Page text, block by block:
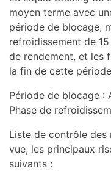
moyen terme avec
période de blocage,
refroidissement de
de rendement, et les
la fin de cette
Période de blocage :
Phase de
Liste de contrôle des
vue, les principaux
suivants :